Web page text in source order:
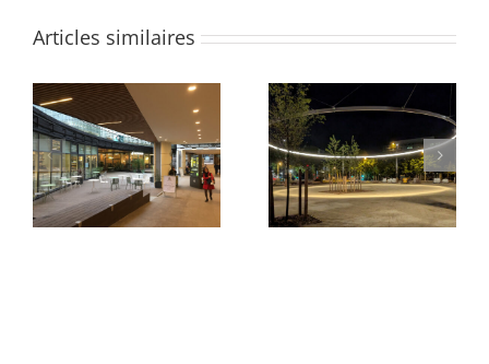
Articles similaires
Quartier des Groues
Parvis du Pont Neuf et
de La Samaritaine